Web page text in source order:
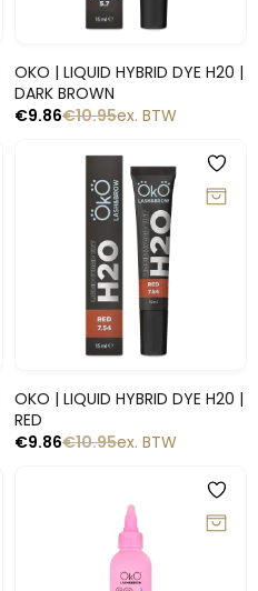
OKO | LIQUID HYBRID DYE H20 |
DARK BROWN
€10.95
€9.86 ex. BTW
OKO | LIQUID HYBRID DYE H20 |
RED
€10.95
€9.86 ex. BTW